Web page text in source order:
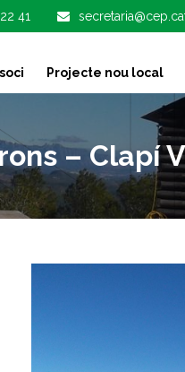
41
Projecte nou local
–